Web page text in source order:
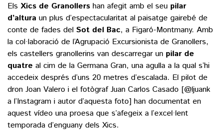
POLÍTICA
SOCIETAT
ECONOMIA
VEURE TOTES
ESPORTS
FUTBOL
HOQUEI PATINS
MOTOR
VEURE TOTES
CULTURA
ARTS ESCÈNIQUES
CULTURA POPULAR
LLIBRES
CALAIX
SUPLEMENTS
FOTOGALERIES
9MAGAZÍN
Els Xics de Granollers han afegit amb el seu pilar
d’altura un plus d’espectacularitat al paisatge gairebé de
conte de fades del Sot del Bac, a Figaró-Montmany. Amb
la col·laboració de l’Agrupació Excursionista de Granollers,
els castellers granollerins van descarregar un pilar de
quatre al cim de la Germana Gran, una agulla a la qual s’hi
accedeix després d’uns 20 metres d’escalada. El pilot de
dron Joan Valero i el fotògraf Juan Carlos Casado [@ljuank
a l’Instagram i autor d’aquesta foto] han documentat en
aquest vídeo una proesa que s’afegeix a l’excel·lent
temporada d’enguany dels Xics.